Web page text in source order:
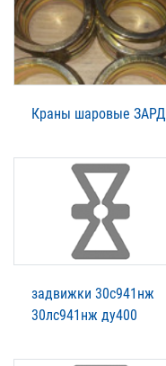
Краны шаровые ЗАРД
задвижки 30с941нж
30лс941нж ду400